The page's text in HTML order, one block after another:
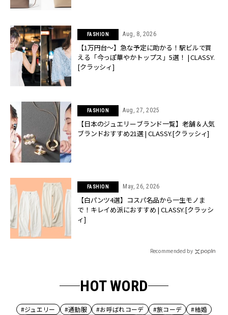
FASHION Aug, 8, 2026
【1万円台〜】急な予定に助かる！駅ビルで買
える「今っぽ華やかトップス」5選！ | CLASSY.
[クラッシィ]
FASHION Aug, 27, 2025
【日本のジュエリーブランド一覧】老舗＆人気
ブランドおすすめ21選 | CLASSY.[クラッシィ]
FASHION May, 26, 2026
【白パンツ4選】コスパ名品から一生モノま
で！キレイめ派におすすめ | CLASSY.[クラッシ
ィ]
Recommended by
HOT WORD
#ジュエリー #通勤服 #お呼ばれコーデ #旅コーデ
#結婚